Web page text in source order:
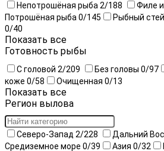
Непотрошёная рыба 2/188 Филе
Потрошёная рыба 0/145 Рыбный
0/40
Показать все
Готовность рыбы
С головой 2/209 Без головы 0/97
коже 0/58 Очищенная 0/13
Показать все
Регион вылова
Северо-Запад 2/228 Дальний
Средиземное море 0/39 Азия 0/32